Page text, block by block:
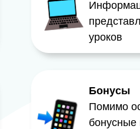
уроков
Бонусы
Помимо
бонусные